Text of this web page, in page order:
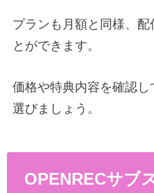
プランも月額と同様、
とができます。
価格や特典内容を確認
選びましょう。
OPENRECサブ